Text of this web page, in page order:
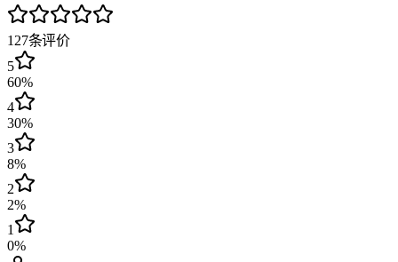
127条评价
5
60%
4
30%
3
8%
2
2%
1
0%